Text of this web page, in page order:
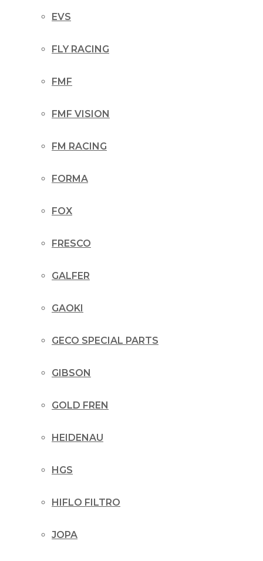
EVS
FLY RACING
FMF
FMF VISION
FM RACING
FORMA
FOX
FRESCO
GALFER
GAOKI
GECO SPECIAL PARTS
GIBSON
GOLD FREN
HEIDENAU
HGS
HIFLO FILTRO
JOPA